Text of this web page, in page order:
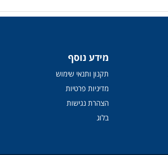
מידע נוסף
תקנון ותנאי שימוש
מדיניות פרטיות
הצהרת נגישות
בלוג